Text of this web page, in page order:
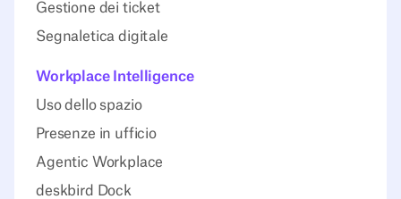
Gestione dei ticket
Segnaletica digitale
Workplace Intelligence
Uso dello spazio
Presenze in ufficio
Agentic Workplace
deskbird Dock